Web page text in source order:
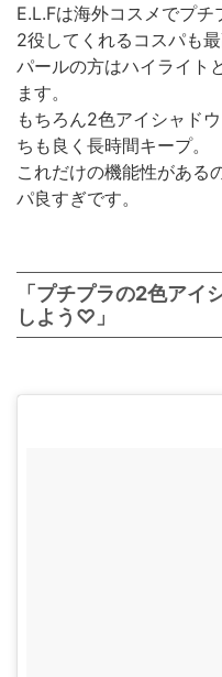
E.L.Fは海外コスメでプ
2役してくれるコスパも最
パールの方はハイライト
ます。
もちろん2色アイシャド
ちも良く長時間キープ。
これだけの機能性がある
パ良すぎです。
「プチプラの2色アイ
しよう♡」